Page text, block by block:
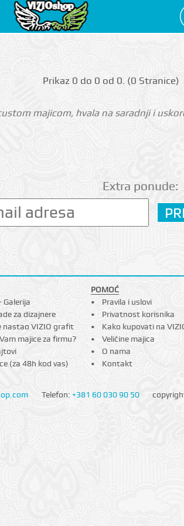
Prikаz 0 do 0 оd 0. (0 Strаnicе)
majicom, hvala na saradnji i
Extra ponude:
Galerija
za dizajnere
nastao VIZIO grafit
majice za firmu?
(za 48h kod vas)
POMOĆ
Pravila i uslovi
Privatnost korisnika
Kako kupovati na
Veličine majica
O nama
Kontakt
Telefon: +381 60 030 90 50